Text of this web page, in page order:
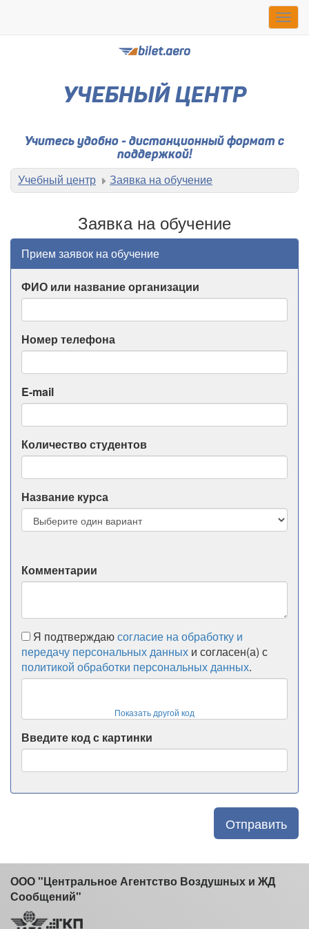
УЧЕБНЫЙ ЦЕНТР
Учитесь удобно - дистанционный формат с
поддержкой!
Учебный центр Заявка на обучение
Заявка на обучение
Прием заявок на обучение
ФИО или название организации
Номер телефона
E-mail
Количество студентов
Название курса
Комментарии
Я подтверждаюсогласие на обработку и
передачу персональных данных и согласен(а) с
политикой обработки персональных данных.
Показать другой код
Введите код с картинки
Отправить
ООО "Центральное Агентство Воздушных и ЖД
Сообщений"